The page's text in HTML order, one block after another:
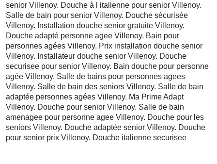
senior Villenoy. Douche à l italienne pour senior Villenoy.
Salle de bain pour senior Villenoy. Douche sécurisée
Villenoy. Installation douche senior gratuite Villenoy.
Douche adapté personne agee Villenoy. Bain pour
personnes agées Villenoy. Prix installation douche senior
Villenoy. Installateur douche senior Villenoy. Douche
securisee pour senior Villenoy. Bain douche pour personne
agée Villenoy. Salle de bains pour personnes agees
Villenoy. Salle de bain des seniors Villenoy. Salle de bain
adaptée personnes agées Villenoy. Ma Prime Adapt
Villenoy. Douche pour senior Villenoy. Salle de bain
amenagee pour personne agee Villenoy. Douche pour les
seniors Villenoy. Douche adaptée senior Villenoy. Douche
pour senior prix Villenoy. Douche italienne securisee